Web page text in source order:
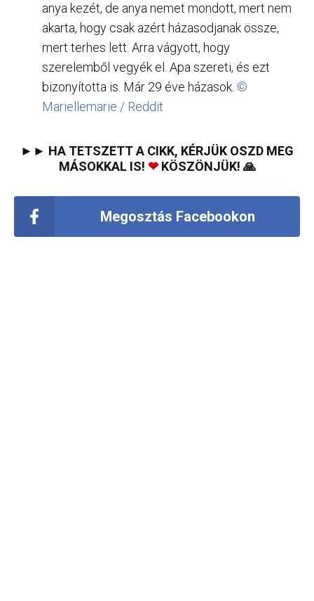
anya kezét, de anya nemet mondott, mert nem
akarta, hogy csak azért házasodjanak össze,
mert terhes lett. Arra vágyott, hogy
szerelemből vegyék el. Apa szereti, és ezt
bizonyította is. Már 29 éve házasok. ©
Mariellemarie / Reddit
►► HA TETSZETT A CIKK, KÉRJÜK OSZD MEG
MÁSOKKAL IS! ❤KÖSZÖNJÜK! 🙏
Megosztás Facebookon